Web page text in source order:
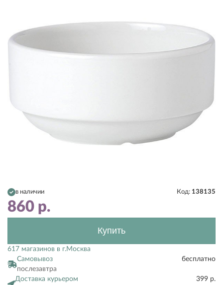
в наличии Код: 138135
860 р.
Купить
617 магазинов в г.Москва
Самовывоз
послезавтра
бесплатно
Доставка курьером
399 р.